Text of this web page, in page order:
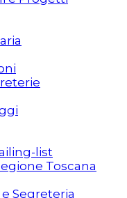
list
Toscana
e Segreteria